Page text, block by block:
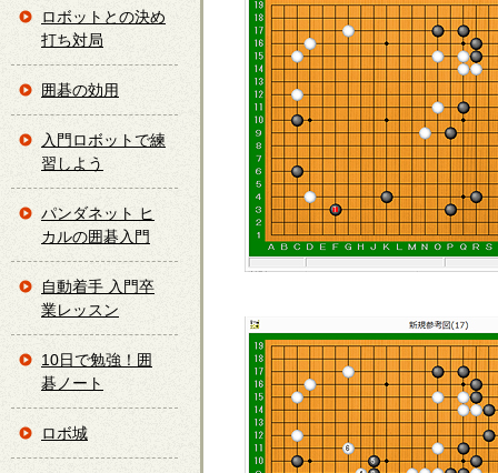
ロボットとの決め
打ち対局
囲碁の効用
入門ロボットで練
習しよう
パンダネット ヒ
カルの囲碁入門
自動着手 入門卒
業レッスン
10日で勉強！囲
碁ノート
ロボ城